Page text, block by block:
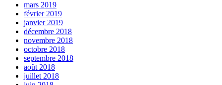
mars 2019
février 2019
janvier 2019
décembre 2018
novembre 2018
octobre 2018
septembre 2018
août 2018
juillet 2018